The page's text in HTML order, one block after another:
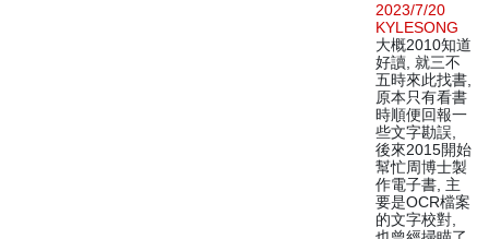
2023/7/20
KYLESONG
大概2010知道
好讀, 就三不
五時來此找書,
原本只有看書
時順便回報一
些文字勘誤,
後來2015開始
幫忙周博士製
作電子書, 主
要是OCR檔案
的文字校對,